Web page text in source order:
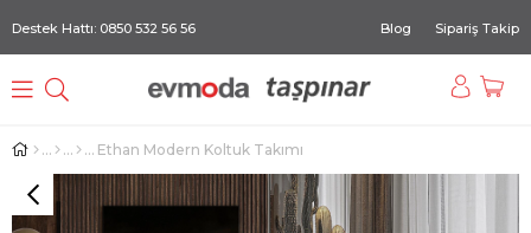
Destek Hattı: 0850 532 56 56 Blog Sipariş Takip
Ethan Modern Koltuk Takımı